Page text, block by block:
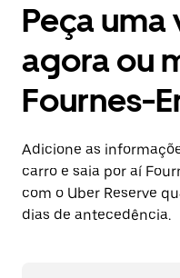
Peça
agora ou
Fournes-
Adicione as
carro e saia por aí
com o Uber Reserve
dias de antecedência.